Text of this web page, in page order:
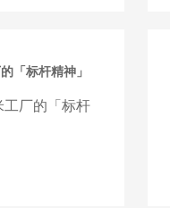
「标杆精神」
厂的「标杆